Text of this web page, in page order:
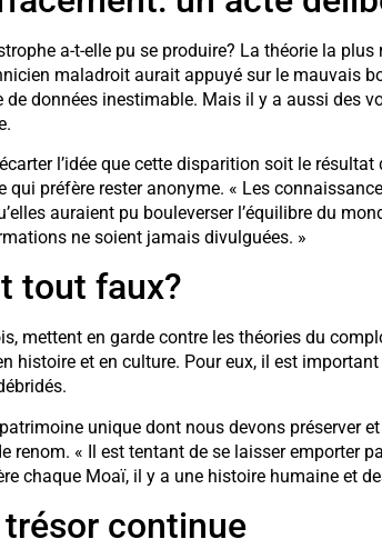
a-t-elle pu se produire? La théorie la plus
maladroit aurait appuyé sur le mauvais
de données inestimable. Mais il y a aussi des
l’idée que cette disparition soit le résultat
qui préfère rester anonyme. « Les
auraient pu bouleverser l’équilibre du
ne soient jamais divulguées. »
tout faux?
mettent en garde contre les théories du
histoire et en culture. Pour eux, il est
unique dont nous devons préserver
renom. « Il est tentant de se laisser emporter
chaque Moaï, il y a une histoire humaine et
continue